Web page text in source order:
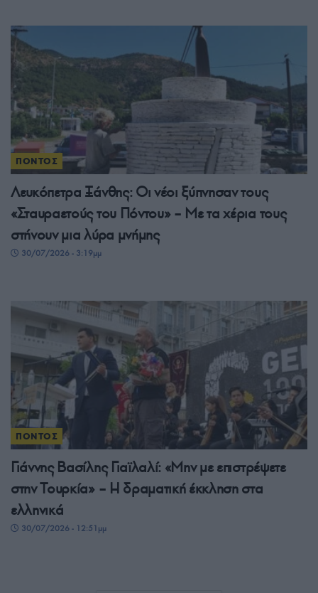
ΠΟΝΤΟΣ
Λευκόπετρα Ξάνθης: Οι νέοι ξύπνησαν τους
«Σταυραετούς του Πόντου» – Με τα χέρια τους
στήνουν μια λύρα μνήμης
30/07/2026 - 3:19μμ
ΠΟΝΤΟΣ
Γιάννης Βασίλης Γιαϊλαλί: «Μην με επιστρέψετε
στην Τουρκία» – Η δραματική έκκληση στα
ελληνικά
30/07/2026 - 12:51μμ